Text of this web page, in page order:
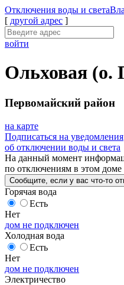
Отключения воды и света
[ другой адрес ]
войти
Ольховая (о.
Первомайский район
на карте
Подписаться на уведомления
об отключении воды и света
На данный момент
по отключениям в этом доме
Сообщите , если у вас что-то
Горячая вода
Есть
Нет
дом не подключен
Холодная вода
Есть
Нет
дом не подключен
Электричество